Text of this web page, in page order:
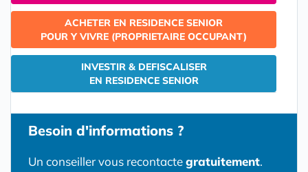
ACHETER EN RESIDENCE SENIOR
POUR Y VIVRE (PROPRIETAIRE OCCUPANT)
INVESTIR & DEFISCALISER
EN RESIDENCE SENIOR
Besoin d'informations ?
Un conseiller vous recontactegratuitement.